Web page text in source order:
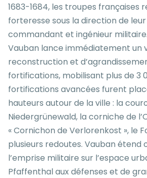
1683-1684, les troupes françaises
forteresse sous la direction de
commandant et ingénieur militaire.
Vauban lance immédiatement un
reconstruction et
fortifications, mobilisant plus de 3
fortifications avancées furent
hauteurs autour de la ville : la
Niedergrünewald, la corniche de
« Cornichon de Verlorenkost », le
plusieurs redoutes. Vauban
l’emprise militaire sur l’espace
Pfaffenthal aux défenses et de